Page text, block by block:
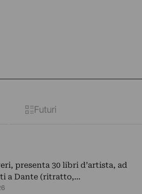
Futuri
presenta 30 libri d’artista, ad
a Dante (ritratto,…